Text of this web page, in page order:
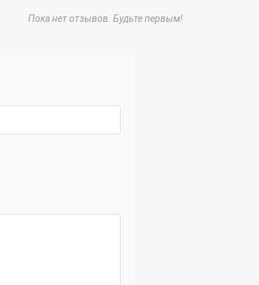
Пока нет отзывов. Будьте первым!